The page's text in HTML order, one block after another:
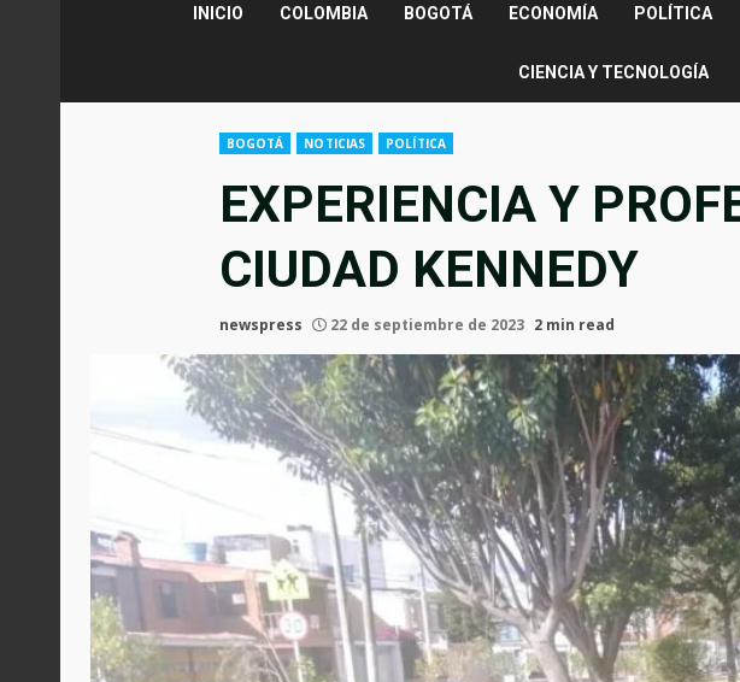
INICIO COLOMBIA BOGOTÁ ECONOMÍA POLÍTICA
CIENCIA Y TECNOLOGÍA
BOGOTÁ NOTICIAS POLÍTICA
EXPERIENCIA Y
CIUDAD KENNEDY
newspress 22 de septiembre de 2023 2 min read